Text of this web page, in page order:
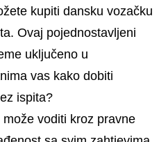
kupiti dansku vozačku
Ovaj pojednostavljeni
uključeno u
vas kako dobiti
ispita?
voditi kroz pravne